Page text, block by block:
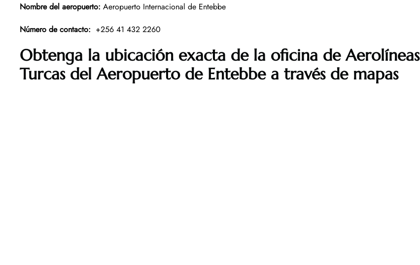
Nombre del aeropuerto: Aeropuerto Internacional de Entebbe
Número de contacto: +256 41 432 2260
Obtenga la ubicación exacta de la oficina de Aerolíneas
Turcas del Aeropuerto de Entebbe a través de mapas